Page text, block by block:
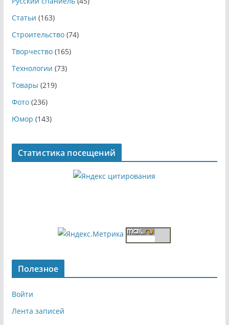
Статьи (163)
Строительство(74)
Творчество(165)
Технологии (73)
Товары (219)
Фото(236)
Юмор (143)
Статистика посещений
Полезное
Войти
Лента записей